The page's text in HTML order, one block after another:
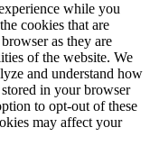
while you
cookies that are
as they are
of the website. We
and understand how
in your browser
to opt-out of these
may affect your